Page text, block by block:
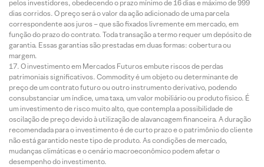
pelos investidores, obedecendo o prazo mínimo de 16 dias e máximo de 999
dias corridos. O preço será o valor da ação adicionado de uma parcela
correspondente aos juros – que são fixados livremente em mercado, em
função do prazo do contrato. Toda transação a termo requer um depósito de
garantia. Essas garantias são prestadas em duas formas: cobertura ou
margem.
O investimento em Mercados Futuros embute riscos de perdas
patrimoniais significativos. Commodity é um objeto ou determinante de
preço de um contrato futuro ou outro instrumento derivativo, podendo
consubstanciar um índice, uma taxa, um valor mobiliário ou produto físico. É
um investimento de risco muito alto, que contempla a possibilidade de
oscilação de preço devido à utilização de alavancagem financeira. A duração
recomendada para o investimento é de curto prazo e o patrimônio do cliente
não está garantido neste tipo de produto. As condições de mercado,
mudanças climáticas e o cenário macroeconômico podem afetar o
desempenho do investimento.